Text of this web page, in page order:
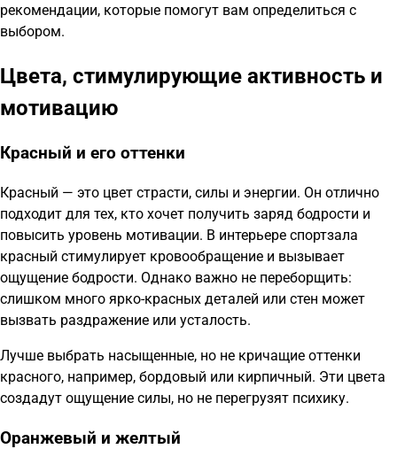
рекомендации, которые помогут вам определиться с
выбором.
Цвета, стимулирующие активность и
мотивацию
Красный и его оттенки
Красный — это цвет страсти, силы и энергии. Он отлично
подходит для тех, кто хочет получить заряд бодрости и
повысить уровень мотивации. В интерьере спортзала
красный стимулирует кровообращение и вызывает
ощущение бодрости. Однако важно не переборщить:
слишком много ярко-красных деталей или стен может
вызвать раздражение или усталость.
Лучше выбрать насыщенные, но не кричащие оттенки
красного, например, бордовый или кирпичный. Эти цвета
создадут ощущение силы, но не перегрузят психику.
Оранжевый и желтый